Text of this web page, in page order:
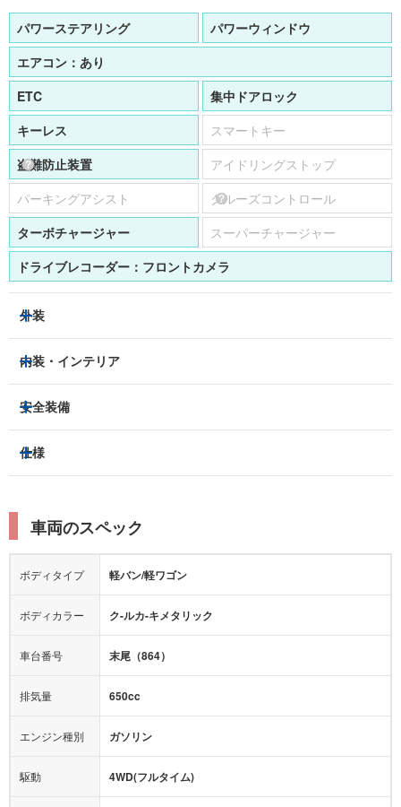
パワーステアリング
パワーウィンドウ
エアコン： あり
ETC
集中ドアロック
キーレス
スマートキー
盗難防止装置
アイドリングストップ
パーキングアシスト
クルーズコントロール
ターボチャージャー
スーパーチャージャー
ドライブレコーダー： フロントカメラ
外装
ハロゲンヘッドライト
アルミホイール：14インチ
サンルーフ/ガラスルーフ
ルーフレール
エアロパーツ
ローダウン
内装・インテリア
3列シート
ベンチシート
パワーシート
シートヒーター
カーナビ：メモリーナビ他
CD
ミュージックプレイヤー接続可
後席モニター
安全装備
トラクションコントロール
レーンキープアシスト
横滑り防止装置
衝突被害軽減プレーキ
カメラ：バック
エアバッグ：
運転席 助手席
衝撃緩和ヘッドレスト
サポカー
アダプティブクルーズコントロール
仕様
車両のスペック
ボディタイプ 軽バン/軽ワゴン
ボディカラー ク-ルカ-キメタリック
車台番号 末尾（864）
排気量 650cc
エンジン種別 ガソリン
駆動 4WD(フルタイム)